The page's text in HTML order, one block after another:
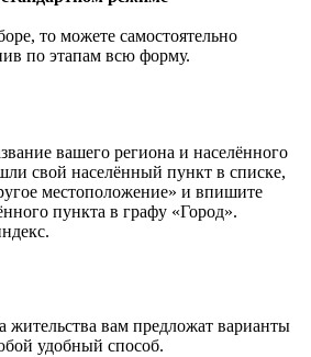
то можете самостоятельно
по этапам всю форму.
вашего региона и населённого
свой населённый пункт в списке,
местоположение» и впишите
пункта в графу «Город».
жительства вам предложат варианты
удобный способ.